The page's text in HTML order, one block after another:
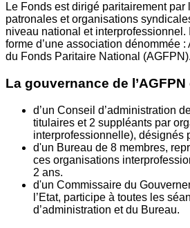
Le Fonds est dirigé paritairement
patronales et organisations
niveau national et interprofessionnel.
forme d’une association dénommée
du Fonds Paritaire National (AGFPN).
La gouvernance de
d’un Conseil d’administration
titulaires et 2 suppléants par
interprofessionnelle), désignés
d'un Bureau de 8 membres,
ces organisations
2 ans.
d'un Commissaire du
l’Etat, participe à toutes les
d’administration et du Bureau.